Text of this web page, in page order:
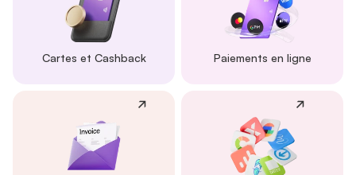
Cartes et Cashback Paiements en ligne